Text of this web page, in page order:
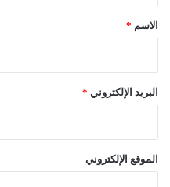
*الاسم *
البريد الإلكتروني *
الموقع الإلكتروني